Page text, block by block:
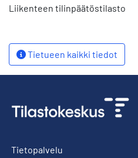
Liikenteen tilinpäätöstilasto
Tietueen kaikki tiedot
Tietopalvelu